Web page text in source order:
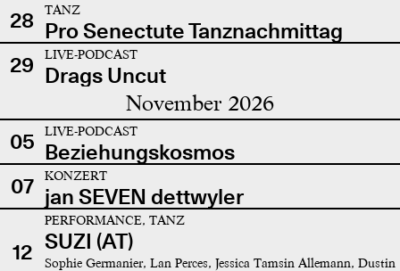
28
TANZ
Pro Senectute Tanznachmittag
29
LIVE-PODCAST
Drags Uncut
November 2026
05 LIVE-PODCAST
Beziehungskosmos
07
KONZERT
jan SEVEN dettwyler
12
PERFORMANCE, TANZ
SUZI (AT)
Sophie Germanier, Lan Perces, Jessica Tamsin Allemann, Dustin